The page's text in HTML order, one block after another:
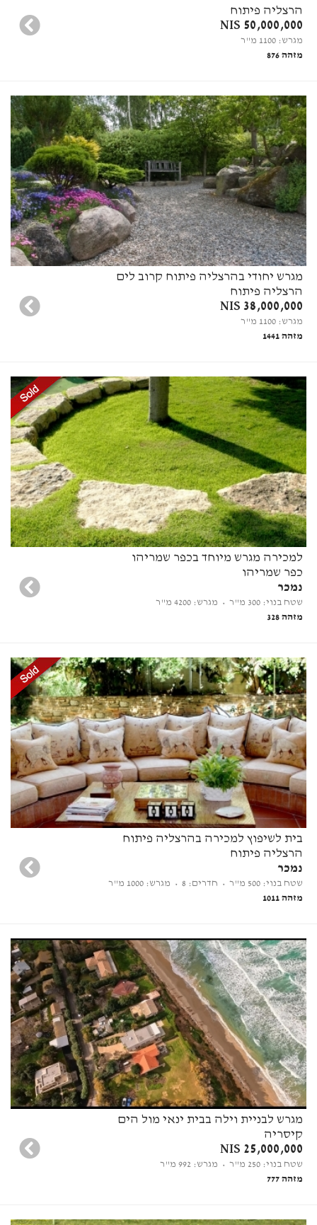
הרצליה פיתוח
50,000,000 NIS
מגרש: 1100 מ"ר
מזהה 876
מגרש יחודי בהרצליה פיתוח קרוב לים
הרצליה פיתוח
38,000,000 NIS
מגרש: 1100 מ"ר
מזהה 1441
למכירה מגרש מיוחד בכפר שמריהו
כפר שמריהו
נמכר
שטח בנוי: 300 מ"ר
• מגרש: 4200 מ"ר
מזהה 328
בית לשיפוץ למכירה בהרצליה פיתוח
הרצליה פיתוח
נמכר
שטח בנוי: 500 מ"ר • חדרים: 8
• מגרש: 1000 מ"ר
מזהה 1011
מגרש לבניית וילה בבית ינאי מול הים
קיסריה
25,000,000 NIS
שטח בנוי: 250 מ"ר
• מגרש: 992 מ"ר
מזהה 777